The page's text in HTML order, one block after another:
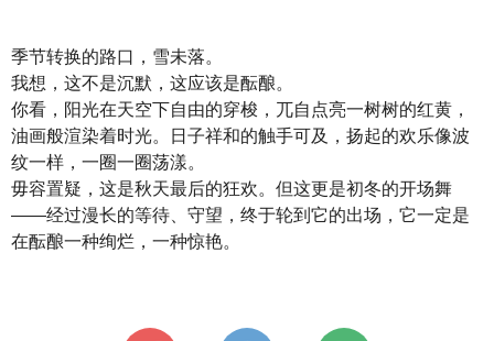
季节转换的路口，雪未落。
我想，这不是沉默，这应该是酝酿。
你看，阳光在天空下自由的穿梭，兀自点亮一树树的红黄，
油画般渲染着时光。日子祥和的触手可及，扬起的欢乐像波
纹一样，一圈一圈荡漾。
毋容置疑，这是秋天最后的狂欢。但这更是初冬的开场舞
——经过漫长的等待、守望，终于轮到它的出场，它一定是
在酝酿一种绚烂，一种惊艳。